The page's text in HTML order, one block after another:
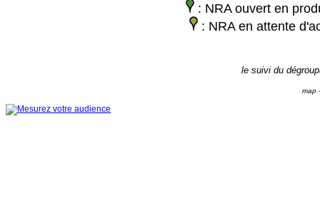
: NRA ouvert en
: NRA en attente
le suivi du
map